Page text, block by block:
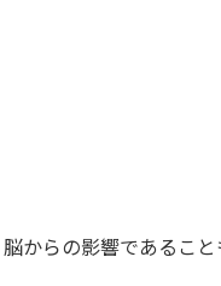
からの影響であること